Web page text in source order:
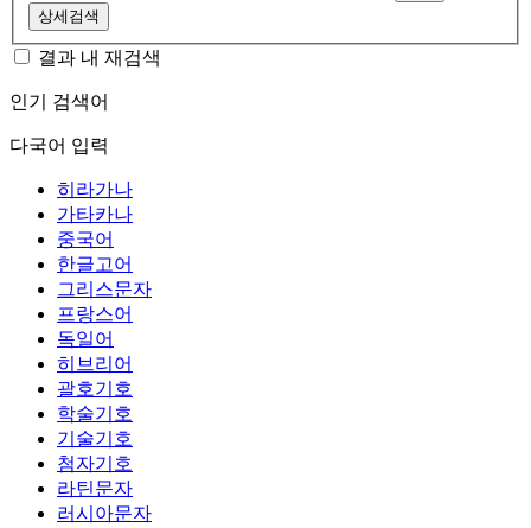
상세검색
결과 내 재검색
인기 검색어
다국어 입력
히라가나
가타카나
중국어
한글고어
그리스문자
프랑스어
독일어
히브리어
괄호기호
학술기호
기술기호
첨자기호
라틴문자
러시아문자